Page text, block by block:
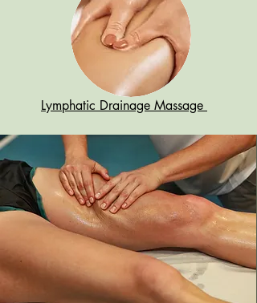
Lymphatic Drainage Massage